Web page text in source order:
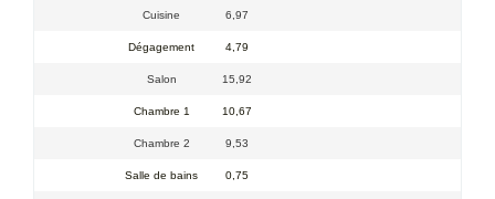
Cuisine 6,97
Dégagement 4,79
Salon 15,92
Chambre 1 10,67
Chambre 2 9,53
Salle de bains 0,75